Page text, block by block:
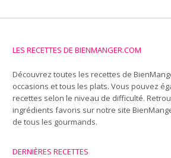
LES RECETTES DE BIENMANGER.COM
Découvrez toutes les recettes de
occasions et tous les plats. Vous pouvez
recettes selon le niveau de difficulté.
ingrédients favoris sur notre site
de tous les gourmands.
DERNIÈRES RECETTES